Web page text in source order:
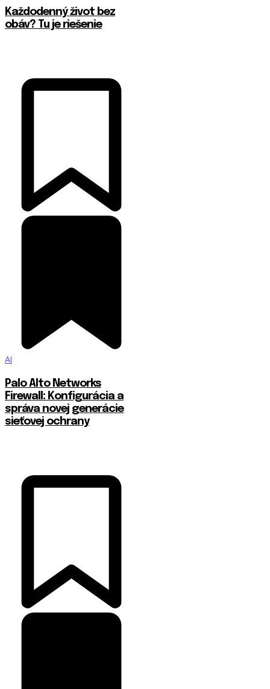
Každodenný život bez
obáv? Tu je riešenie
AI
Palo Alto Networks
Firewall: Konfigurácia a
správa novej generácie
sieťovej ochrany